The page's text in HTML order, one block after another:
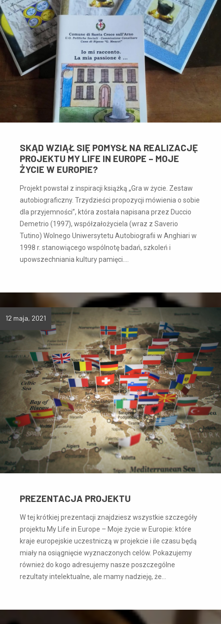
SKĄD WZIĄŁ SIĘ POMYSŁ NA REALIZACJĘ
PROJEKTU MY LIFE IN EUROPE – MOJE
ŻYCIE W EUROPIE?
Projekt powstał z inspiracji książką „Gra w życie. Zestaw
autobiograficzny. Trzydzieści propozycji mówienia o sobie
dla przyjemności”, która została napisana przez Duccio
Demetrio (1997), współzałożyciela (wraz z Saverio
Tutino) Wolnego Uniwersytetu Autobiografii w Anghiari w
1998 r. stanowiącego wspólnotę badań, szkoleń i
upowszechniania kultury pamięci….
12 maja, 2021
PREZENTACJA PROJEKTU
W tej krótkiej prezentacji znajdziesz wszystkie szczegóły
projektu My Life in Europe – Moje życie w Europie: które
kraje europejskie uczestniczą w projekcie i ile czasu będą
miały na osiągnięcie wyznaczonych celów. Pokazujemy
również do kogo adresujemy nasze poszczególne
rezultaty intelektualne, ale mamy nadzieję, że…